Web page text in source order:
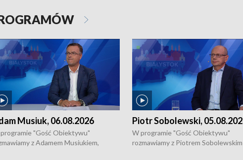
Musiuk, 06.08.2026
"Gość Obiektywu"
z Adamem Musiukiem,
Piotr Sobolewski,
W programie "Gość Obiektywu"
rozmawiamy z Piotrem